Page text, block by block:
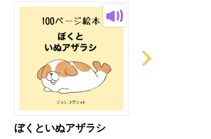
ぼくといぬアザラシ